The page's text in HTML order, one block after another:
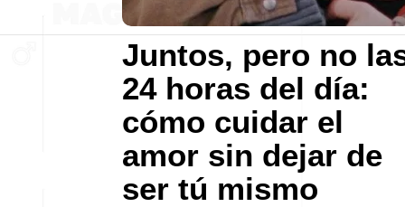
Juntos, pero no
24 horas del día:
cómo cuidar el
amor sin dejar de
ser tú mismo